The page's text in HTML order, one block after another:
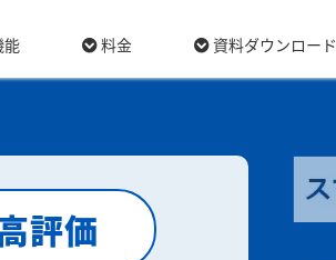
料金 資料ダウンロード
評価